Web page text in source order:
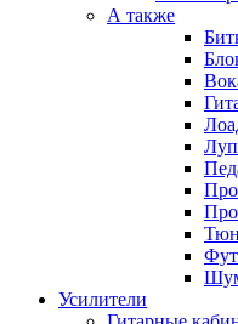
А также
Усилители